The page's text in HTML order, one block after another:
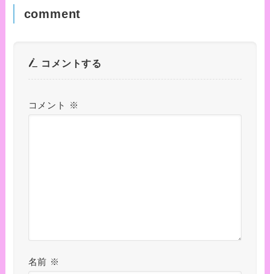
comment
コメントする
コメント ※
名前 ※